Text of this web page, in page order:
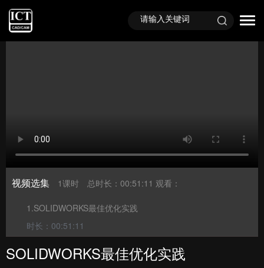
首页
视频选集 1课时 总时长：00:51:11 观看：
1.SOLIDWORKS最佳优化实践
时长：00:51:11
SOLIDWORKS最佳优化实践